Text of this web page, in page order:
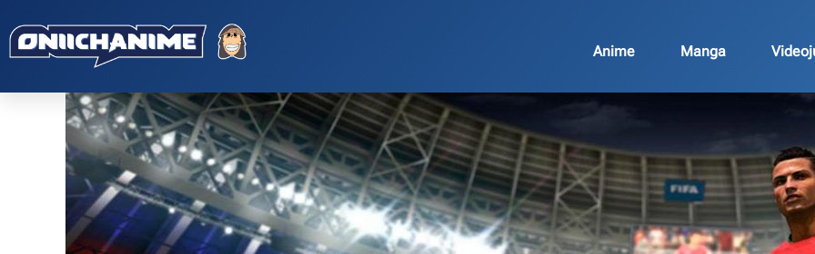
Anime Manga